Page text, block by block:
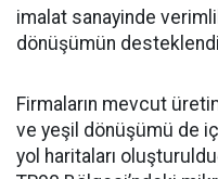
imalat sanayinde
dönüşümün
Firmaların mevcut
ve yeşil dönüşümü de
yol haritaları